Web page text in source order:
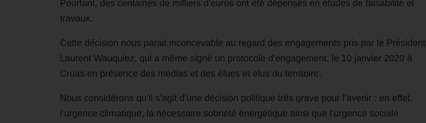
Pourtant, des centaines de milliers d’euros ont été dépensés en études de faisabilité et
travaux.
Cette décision nous parait inconcevable au regard des engagements pris par le Président
Laurent Wauquiez, qui a même signé un protocole d’engagement, le 10 janvier 2020 à
Cruas en présence des médias et des élues et élus du territoire.
Nous considérons qu’il s’agit d’une décision politique très grave pour l’avenir : en effet,
l’urgence climatique, la nécessaire sobriété énergétique ainsi que l’urgence sociale